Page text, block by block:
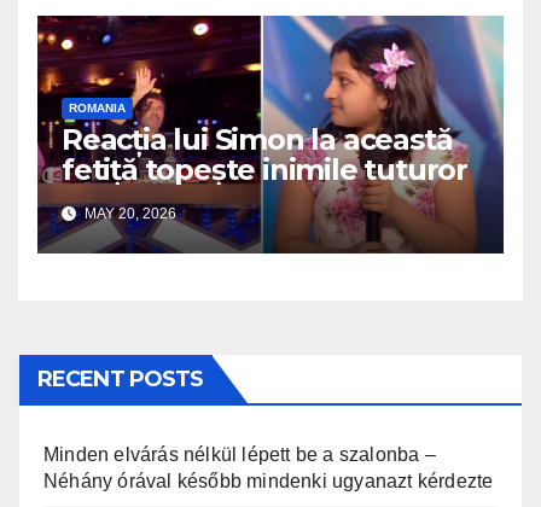
ROMANIA
Reacția lui Simon la această
fetiță topește inimile tuturor
MAY 20, 2026
RECENT POSTS
Minden elvárás nélkül lépett be a szalonba –
Néhány órával később mindenki ugyanazt kérdezte